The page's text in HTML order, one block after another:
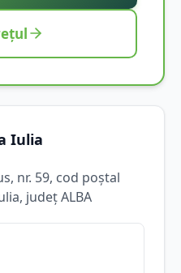
Iulia
, nr. 59, cod poștal
, județALBA